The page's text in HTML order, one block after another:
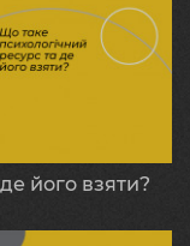
його взяти?